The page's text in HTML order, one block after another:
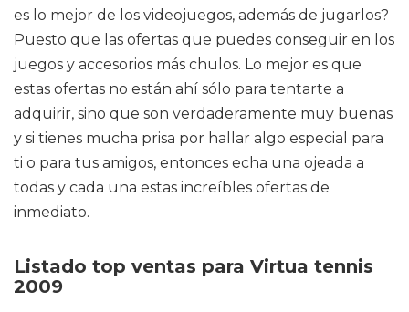
es lo mejor de los videojuegos, además de jugarlos?
Puesto que las ofertas que puedes conseguir en los
juegos y accesorios más chulos. Lo mejor es que
estas ofertas no están ahí sólo para tentarte a
adquirir, sino que son verdaderamente muy buenas
y si tienes mucha prisa por hallar algo especial para
ti o para tus amigos, entonces echa una ojeada a
todas y cada una estas increíbles ofertas de
inmediato.
Listado top ventas para Virtua tennis
2009